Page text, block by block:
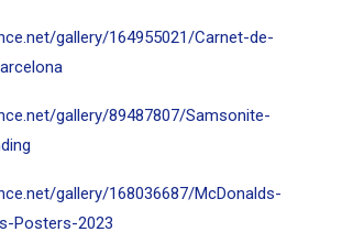
gallery/164955021/Carnet-de-
gallery/89487807/Samsonite-
gallery/168036687/McDonalds-
Posters-2023